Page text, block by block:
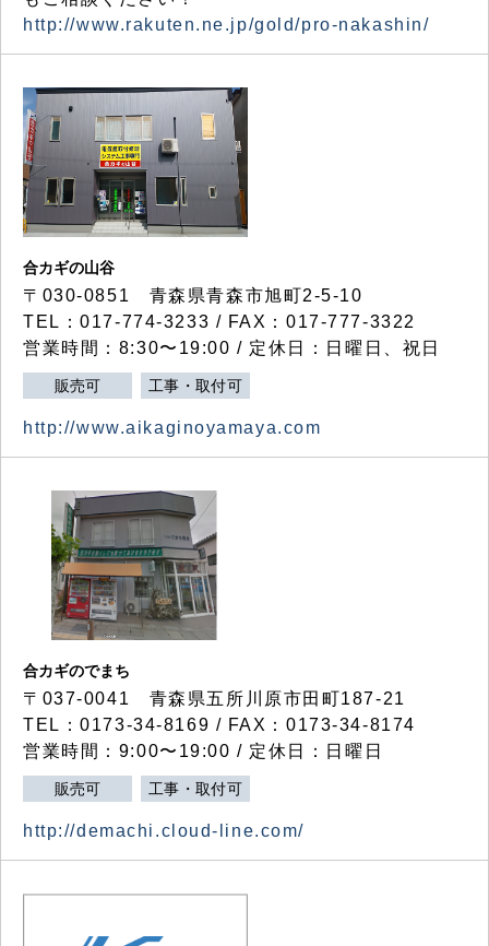
http://www.rakuten.ne.jp/gold/pro-nakashin/
合カギの山谷
〒030-0851 青森県青森市旭町2-5-10
TEL：017-774-3233 / FAX：017-777-3322
営業時間：8:30〜19:00 / 定休日：日曜日、祝日
販売可 工事・取付可
http://www.aikaginoyamaya.com
合カギのでまち
〒037-0041 青森県五所川原市田町187-21
TEL：0173-34-8169 / FAX：0173-34-8174
営業時間：9:00〜19:00 / 定休日：日曜日
販売可 工事・取付可
http://demachi.cloud-line.com/